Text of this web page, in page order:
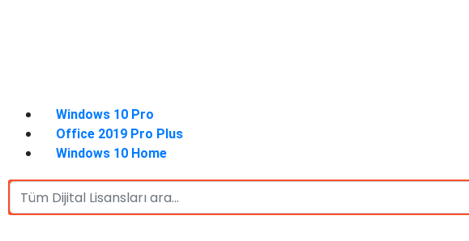
Windows 10 Pro
Office 2019 Pro Plus
Windows 10 Home